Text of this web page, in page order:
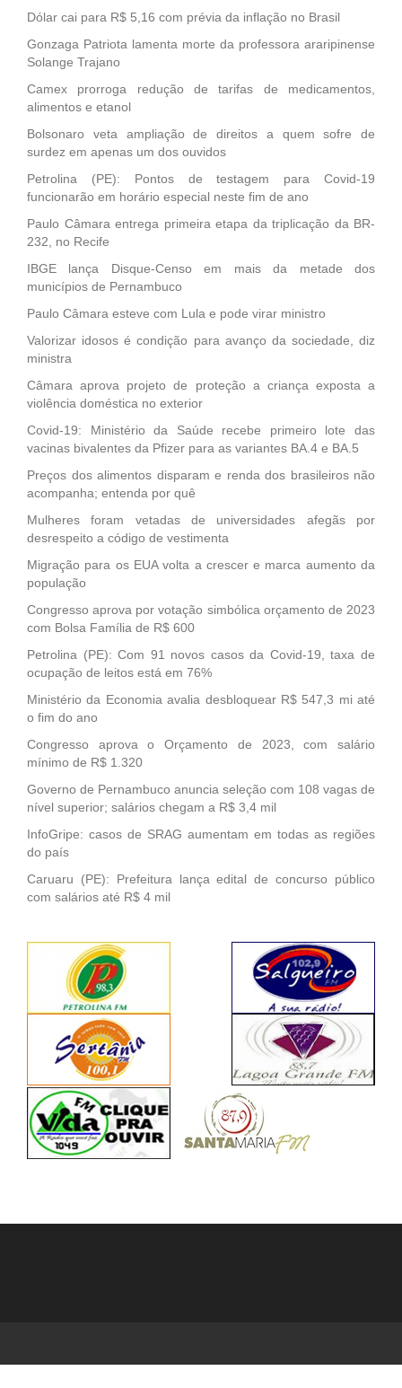
Dólar cai para R$ 5,16 com prévia da inflação no Brasil
Gonzaga Patriota lamenta morte da professora araripinense
Solange Trajano
Camex prorroga redução de tarifas de medicamentos,
alimentos e etanol
Bolsonaro veta ampliação de direitos a quem sofre de
surdez em apenas um dos ouvidos
Petrolina (PE): Pontos de testagem para Covid-19
funcionarão em horário especial neste fim de ano
Paulo Câmara entrega primeira etapa da triplicação da BR-
232, no Recife
IBGE lança Disque-Censo em mais da metade dos
municípios de Pernambuco
Paulo Câmara esteve com Lula e pode virar ministro
Valorizar idosos é condição para avanço da sociedade, diz
ministra
Câmara aprova projeto de proteção a criança exposta a
violência doméstica no exterior
Covid-19: Ministério da Saúde recebe primeiro lote das
vacinas bivalentes da Pfizer para as variantes BA.4 e BA.5
Preços dos alimentos disparam e renda dos brasileiros não
acompanha; entenda por quê
Mulheres foram vetadas de universidades afegãs por
desrespeito a código de vestimenta
Migração para os EUA volta a crescer e marca aumento da
população
Congresso aprova por votação simbólica orçamento de 2023
com Bolsa Família de R$ 600
Petrolina (PE): Com 91 novos casos da Covid-19, taxa de
ocupação de leitos está em 76%
Ministério da Economia avalia desbloquear R$ 547,3 mi até
o fim do ano
Congresso aprova o Orçamento de 2023, com salário
mínimo de R$ 1.320
Governo de Pernambuco anuncia seleção com 108 vagas de
nível superior; salários chegam a R$ 3,4 mil
InfoGripe: casos de SRAG aumentam em todas as regiões
do país
Caruaru (PE): Prefeitura lança edital de concurso público
com salários até R$ 4 mil